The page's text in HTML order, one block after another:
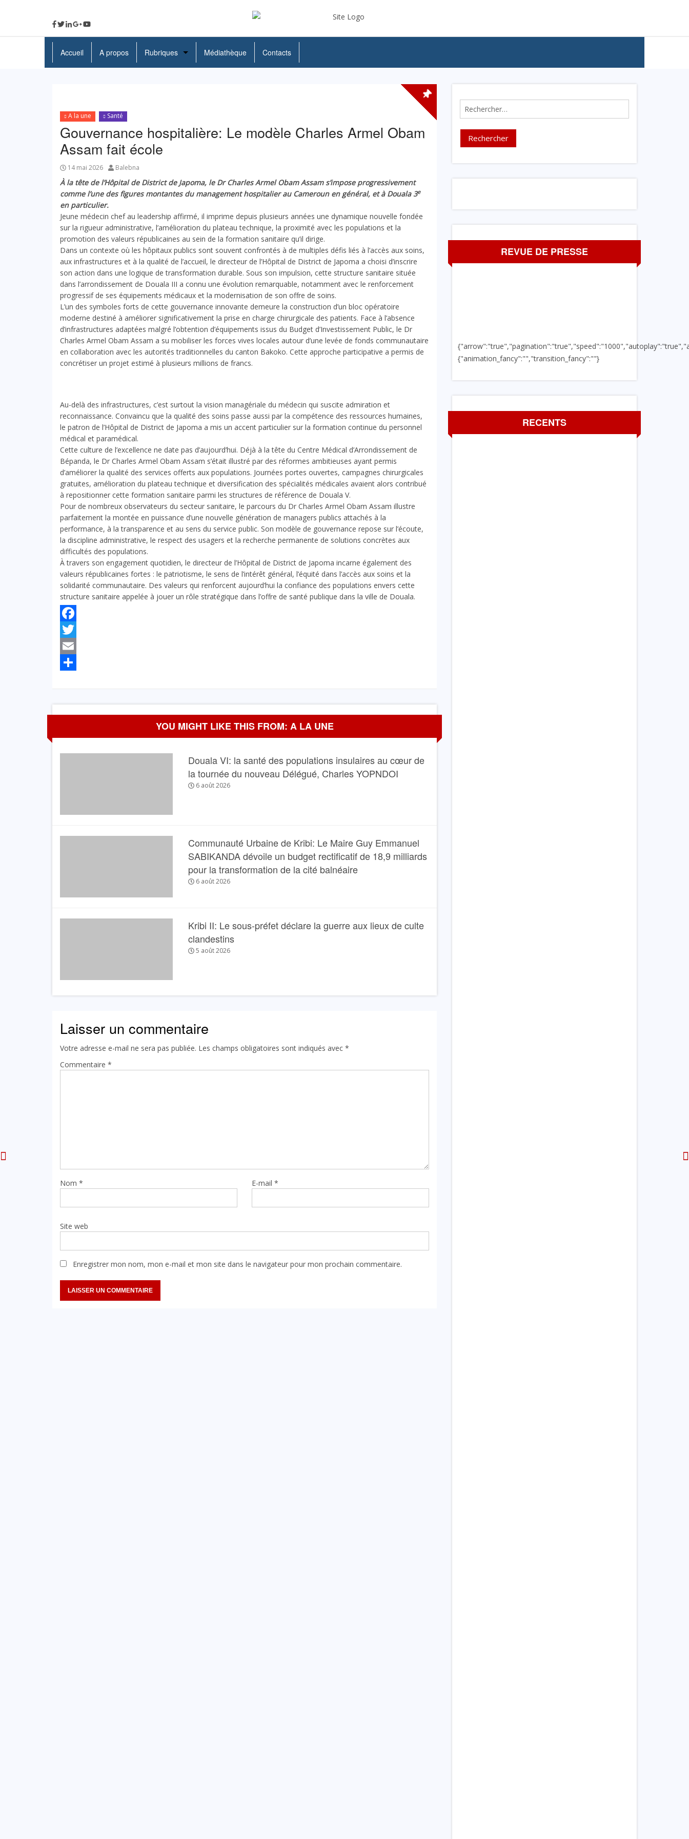
Accueil A propos Rubriques
Education
Santé
Médiathèque Contacts
A la une Santé
Gouvernance hospitalière: Le modèle Charles Armel Obam
Assam fait école
14 mai 2026 Balebna
À la tête de l’Hôpital de District de Japoma, le Dr Charles Armel Obam Assam s’impose progressivement
comme l’une des figures montantes du management hospitalier au Cameroun en général, et à Douala 3e
en particulier.
Jeune médecin chef au leadership affirmé, il imprime depuis plusieurs années une dynamique nouvelle fondée
sur la rigueur administrative, l’amélioration du plateau technique, la proximité avec les populations et la
promotion des valeurs républicaines au sein de la formation sanitaire qu’il dirige.
Dans un contexte où les hôpitaux publics sont souvent confrontés à de multiples défis liés à l’accès aux soins,
aux infrastructures et à la qualité de l’accueil, le directeur de l’Hôpital de District de Japoma a choisi d’inscrire
son action dans une logique de transformation durable. Sous son impulsion, cette structure sanitaire située
dans l’arrondissement de Douala III a connu une évolution remarquable, notamment avec le renforcement
progressif de ses équipements médicaux et la modernisation de son offre de soins.
L’un des symboles forts de cette gouvernance innovante demeure la construction d’un bloc opératoire
moderne destiné à améliorer significativement la prise en charge chirurgicale des patients. Face à l’absence
d’infrastructures adaptées malgré l’obtention d’équipements issus du Budget d’Investissement Public, le Dr
Charles Armel Obam Assam a su mobiliser les forces vives locales autour d’une levée de fonds communautaire
en collaboration avec les autorités traditionnelles du canton Bakoko. Cette approche participative a permis de
concrétiser un projet estimé à plusieurs millions de francs.
Au-delà des infrastructures, c’est surtout la vision managériale du médecin qui suscite admiration et
reconnaissance. Convaincu que la qualité des soins passe aussi par la compétence des ressources humaines,
le patron de l’Hôpital de District de Japoma a mis un accent particulier sur la formation continue du personnel
médical et paramédical.
Cette culture de l’excellence ne date pas d’aujourd’hui. Déjà à la tête du Centre Médical d’Arrondissement de
Bépanda, le Dr Charles Armel Obam Assam s’était illustré par des réformes ambitieuses ayant permis
d’améliorer la qualité des services offerts aux populations. Journées portes ouvertes, campagnes chirurgicales
gratuites, amélioration du plateau technique et diversification des spécialités médicales avaient alors contribué
à repositionner cette formation sanitaire parmi les structures de référence de Douala V.
Pour de nombreux observateurs du secteur sanitaire, le parcours du Dr Charles Armel Obam Assam illustre
parfaitement la montée en puissance d’une nouvelle génération de managers publics attachés à la
performance, à la transparence et au sens du service public. Son modèle de gouvernance repose sur l’écoute,
la discipline administrative, le respect des usagers et la recherche permanente de solutions concrètes aux
difficultés des populations.
À travers son engagement quotidien, le directeur de l’Hôpital de District de Japoma incarne également des
valeurs républicaines fortes : le patriotisme, le sens de l’intérêt général, l’équité dans l’accès aux soins et la
solidarité communautaire. Des valeurs qui renforcent aujourd’hui la confiance des populations envers cette
structure sanitaire appelée à jouer un rôle stratégique dans l’offre de santé publique dans la ville de Douala.
Facebook
Twitter
Email
YOU MIGHT LIKE THIS FROM: A LA UNE
Douala VI: la santé des populations insulaires au cœur de
la tournée du nouveau Délégué, Charles YOPNDOI
6 août 2026
Communauté Urbaine de Kribi: Le Maire Guy Emmanuel
SABIKANDA dévoile un budget rectificatif de 18,9 milliards
pour la transformation de la cité balnéaire
6 août 2026
Kribi II: Le sous-préfet déclare la guerre aux lieux de culte
clandestins
5 août 2026
Laisser un commentaire
Votre adresse e-mail ne sera pas publiée. Les champs obligatoires sont indiqués avec *
Commentaire *
Nom * E-mail*
Site web
Enregistrer mon nom, mon e-mail et mon site dans le navigateur pour mon prochain commentaire.
Rechercher :
REVUE DE PRESSE
{"animation_fancy":"","transition_fancy":""}
RECENTS